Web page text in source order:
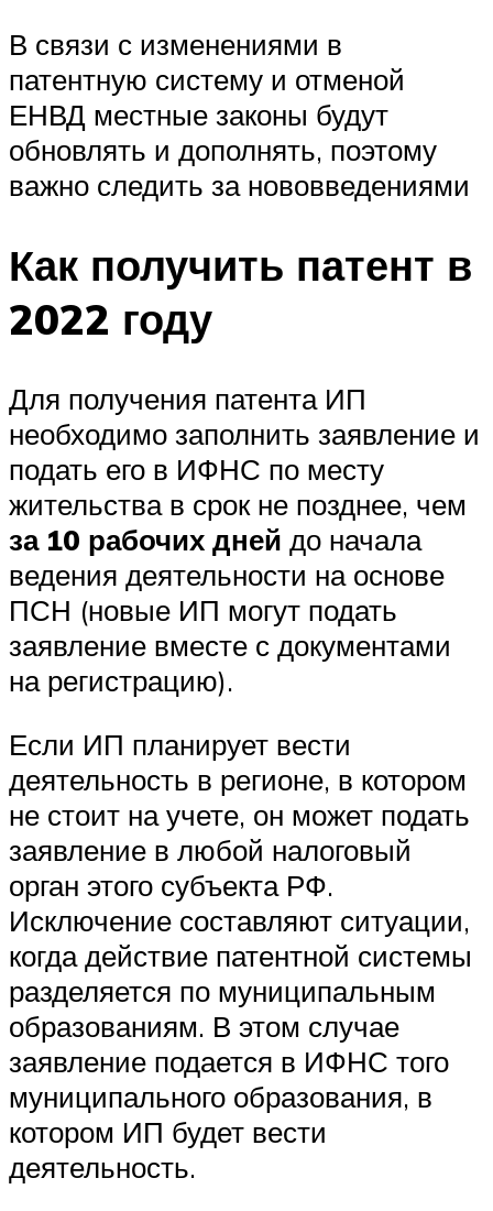
В связи с изменениями в
патентную систему и отменой
ЕНВД местные законы будут
обновлять и дополнять, поэтому
важно следить за нововведениями
Как получить патент в
2022 году
Для получения патента ИП
необходимо заполнить заявление и
подать его в ИФНС по месту
жительства в срок не позднее, чем
за 10 рабочих дней до начала
ведения деятельности на основе
ПСН (новые ИП могут подать
заявление вместе с документами
на регистрацию).
Если ИП планирует вести
деятельность в регионе, в котором
не стоит на учете, он может подать
заявление в любой налоговый
орган этого субъекта РФ.
Исключение составляют ситуации,
когда действие патентной системы
разделяется по муниципальным
образованиям. В этом случае
заявление подается в ИФНС того
муниципального образования, в
котором ИП будет вести
деятельность.